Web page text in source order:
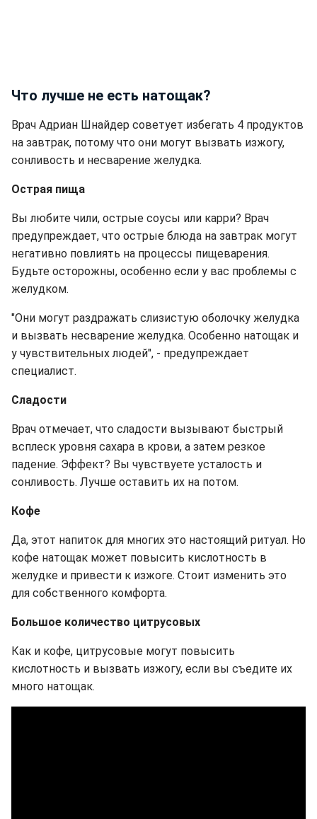
Что лучше не есть натощак?
Врач Адриан Шнайдер советует избегать 4 продуктов
на завтрак, потому что они могут вызвать изжогу,
сонливость и несварение желудка.
Острая пища
Вы любите чили, острые соусы или карри? Врач
предупреждает, что острые блюда на завтрак могут
негативно повлиять на процессы пищеварения.
Будьте осторожны, особенно если у вас проблемы с
желудком.
"Они могут раздражать слизистую оболочку желудка
и вызвать несварение желудка. Особенно натощак и
у чувствительных людей", - предупреждает
специалист.
Сладости
Врач отмечает, что сладости вызывают быстрый
всплеск уровня сахара в крови, а затем резкое
падение. Эффект? Вы чувствуете усталость и
сонливость. Лучше оставить их на потом.
Кофе
Да, этот напиток для многих это настоящий ритуал. Но
кофе натощак может повысить кислотность в
желудке и привести к изжоге. Стоит изменить это
для собственного комфорта.
Большое количество цитрусовых
Как и кофе, цитрусовые могут повысить
кислотность и вызвать изжогу, если вы съедите их
много натощак.